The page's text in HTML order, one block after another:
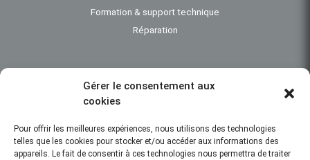
Gérer le consentement aux
cookies
Pour offrir les meilleures expériences, nous utilisons des technologies
telles que les cookies pour stocker et/ou accéder aux informations des
appareils. Le fait de consentir à ces technologies nous permettra de traiter
Formation & support technique
Réparation
Investigation subaquatique - Bathymétrie - Instrumentation océanographique -
subaquatique